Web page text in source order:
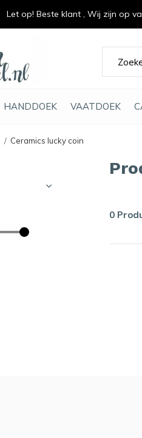
HANDDOEK VAATDOEK
duurzaam en met liefde
Ceramics lucky coin
0
Let op! Beste klant , Wij zijn op